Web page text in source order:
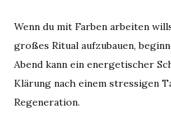
Wenn du mit Farben arbeiten
großes Ritual aufzubauen,
Abend kann ein energetischer
Klärung nach einem stressigen
Regeneration.